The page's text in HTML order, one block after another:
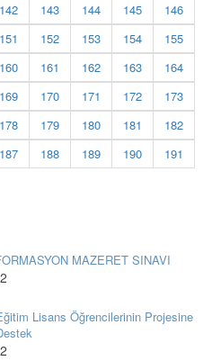
142 143 144 145
146
151 152 153 154
155
160 161 162 163
164
169 170 171 172
173
178 179 180 181
182
187 188 189 190
191
MAZERET SINAVI
Lisans Öğrencilerinin Projesine